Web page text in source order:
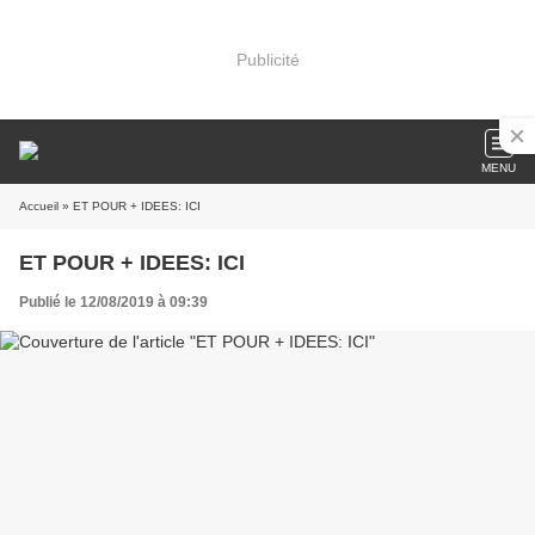
Publicité
MENU
Accueil » ET POUR + IDEES: ICI
ET POUR + IDEES: ICI
Publié le 12/08/2019 à 09:39